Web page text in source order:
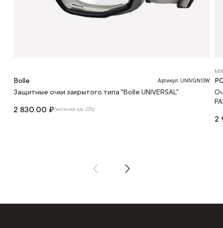
Bolle Артикул: UNIVGN13W
Защитные очки закрытого типа "Bolle UNIVERSAL"
2 830.00 ₽(включая ндс 22%)
2